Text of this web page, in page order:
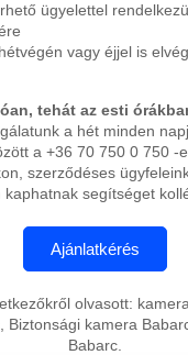
ügyelettel
vagy éjjel is
tehát az esti
a hét minden
a +36 70 750 0 750 -
szerződéses
kaphatnak segítséget
olvasott:
Biztonsági kamera
Babarc.